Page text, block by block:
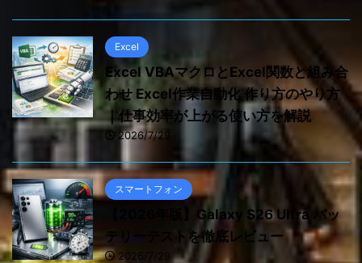
Excel
Excel VBAマクロとExcel関数と組み合
わせ Excel作業自動化 作り方のやり方
｜仕事効率が上がる使い方を解説
2026/7/29
スマートフォン
【2026年版】Galaxy S26 Ultra バッ
テリーテストを徹底レビュー
2026/7/29